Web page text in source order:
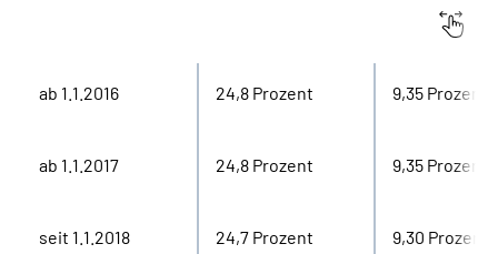
ab 1.1.2016 24,8 Prozent 9,35 Prozent
ab 1.1.2017 24,8 Prozent 9,35 Prozent
seit 1.1.2018 24,7 Prozent 9,30 Prozent